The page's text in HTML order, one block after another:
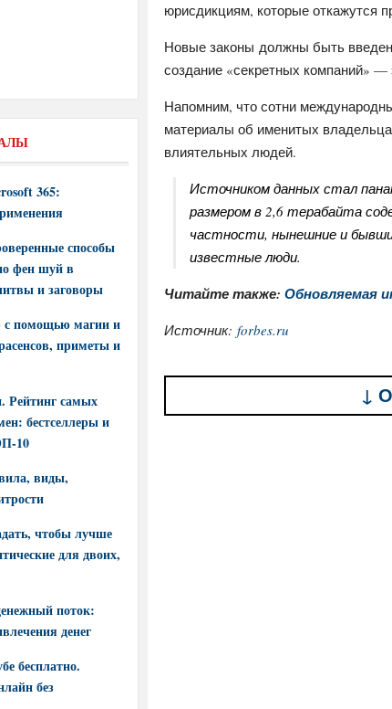
юрисдикциям, которые откажутся
Новые законы должны быть
создание «секретных компаний» —
Напомним, что сотни
материалы об именитых
влиятельных людей.
Источником данных стал
размером в 2,6 терабайта
частности, нынешние и
известные люди.
Читайте также: Обновляемая
Источник: forbes.ru
↓
365:
способы
фен шуй в
и заговоры
с помощью магии и
приметы и
Рейтинг самых
бестселлеры и
10
виды,
чтобы лучше
для двоих,
поток:
денег
бесплатно.
без